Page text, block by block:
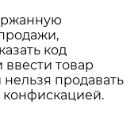
код
товар
продавать